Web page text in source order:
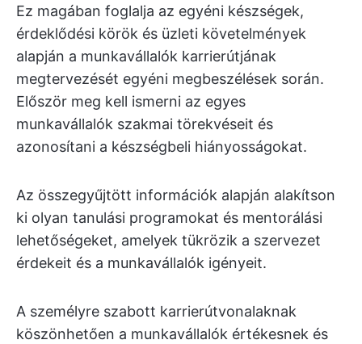
Ez magában foglalja az egyéni készségek,
érdeklődési körök és üzleti követelmények
alapján a munkavállalók karrierútjának
megtervezését egyéni megbeszélések során.
Először meg kell ismerni az egyes
munkavállalók szakmai törekvéseit és
azonosítani a készségbeli hiányosságokat.
Az összegyűjtött információk alapján alakítson
ki olyan tanulási programokat és mentorálási
lehetőségeket, amelyek tükrözik a szervezet
érdekeit és a munkavállalók igényeit.
A személyre szabott karrierútvonalaknak
köszönhetően a munkavállalók értékesnek és